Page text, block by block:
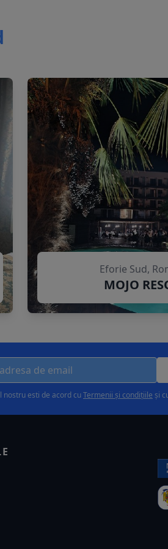
Eforie Sud,
MOJO
nostru esti de acord cuTermenii și condițiile și